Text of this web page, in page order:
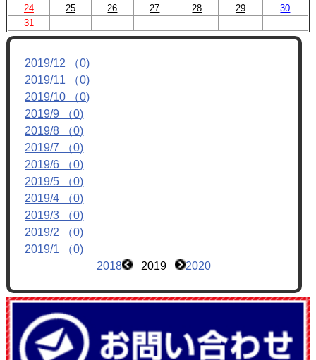
24
25 26 27 28 29
30
31
2019/12 （0)
2019/11 （0)
2019/10 （0)
2019/9 （0)
2019/8 （0)
2019/7 （0)
2019/6 （0)
2019/5 （0)
2019/4 （0)
2019/3 （0)
2019/2 （0)
2019/1 （0)
2018
2019 2020